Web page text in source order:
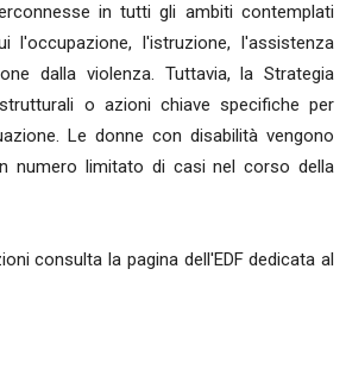
in tutti gli ambiti contemplati
l'occupazione, l'istruzione, l'assistenza
dalla violenza. Tuttavia, la Strategia
o azioni chiave specifiche per
Le donne con disabilità vengono
numero limitato di casi nel corso della
consulta la pagina dell'EDF dedicata al